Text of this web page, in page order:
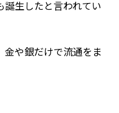
誕生したと言われてい
金や銀だけで流通をま